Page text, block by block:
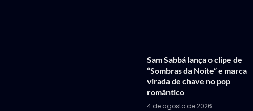
Sam Sabbá lança o clipe de
“Sombras da Noite” e marca
virada de chave no pop
romântico
4 de agosto de 2026